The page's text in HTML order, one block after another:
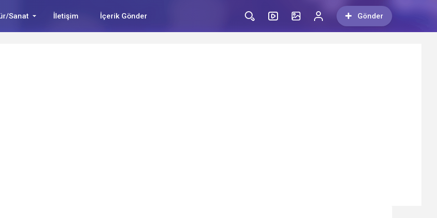
Sanat İletişim İçerik Gönder Gönder